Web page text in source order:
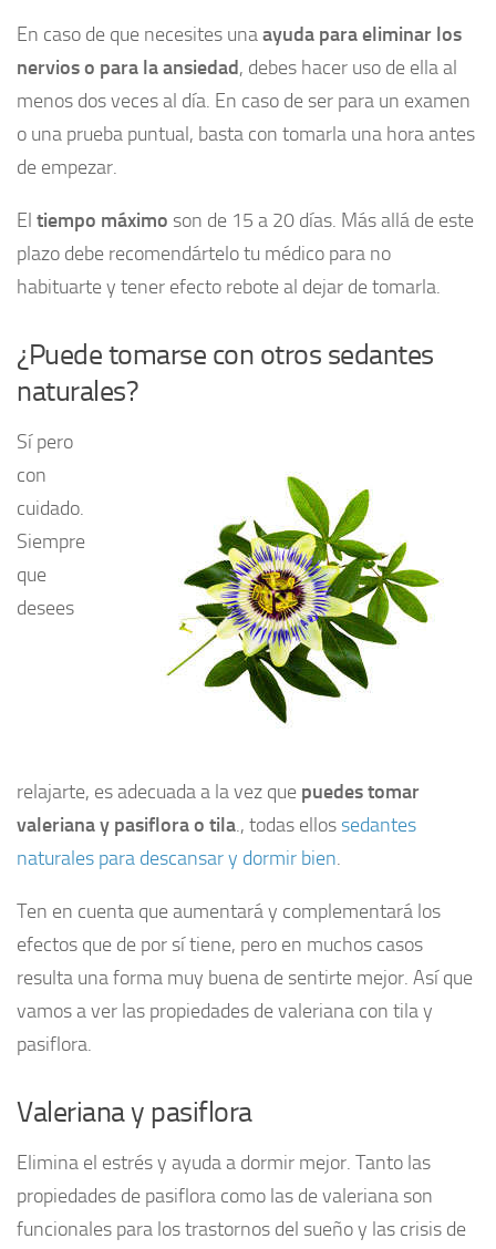
En caso de que necesites unaayuda para eliminar los
nervios o para la ansiedad, debes hacer uso de ella al
menos dos veces al día. En caso de ser para un examen
o una prueba puntual, basta con tomarla una hora antes
de empezar.
El tiempo máximo son de 15 a 20 días. Más allá de este
plazo debe recomendártelo tu médico para no
habituarte y tener efecto rebote al dejar de tomarla.
¿Puede tomarse con otros sedantes
naturales?
Sí pero
con
cuidado.
Siempre
que
desees
relajarte, es adecuada a la vez que puedes tomar
valeriana y pasiflora o tila., todas ellos sedantes
naturales para descansar y dormir bien.
Ten en cuenta que aumentará y complementará los
efectos que de por sí tiene, pero en muchos casos
resulta una forma muy buena de sentirte mejor. Así que
vamos a ver las propiedades de valeriana con tila y
pasiflora.
Valeriana y pasiflora
Elimina el estrés y ayuda a dormir mejor. Tanto las
propiedades de pasiflora como las de valeriana son
funcionales para los trastornos del sueño y las crisis de